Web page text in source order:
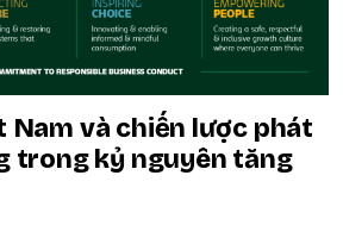
Nam và chiến lược phát
trong kỷ nguyên tăng